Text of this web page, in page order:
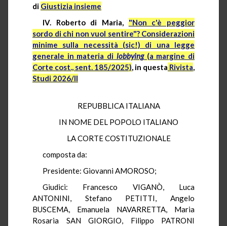
di Giustizia insieme
IV. Roberto di Maria, "Non c'è peggior
sordo di chi non vuol sentire"? Considerazioni
minime sulla necessità (sic!) di una legge
generale in materia di lobbying(a margine di
Corte cost., sent. 185/2025), in questa Rivista,
Studi 2026/II
REPUBBLICA ITALIANA
IN NOME DEL POPOLO ITALIANO
LA CORTE COSTITUZIONALE
composta da:
Presidente: Giovanni AMOROSO;
Giudici: Francesco VIGANÒ, Luca
ANTONINI, Stefano PETITTI, Angelo
BUSCEMA, Emanuela NAVARRETTA, Maria
Rosaria SAN GIORGIO, Filippo PATRONI